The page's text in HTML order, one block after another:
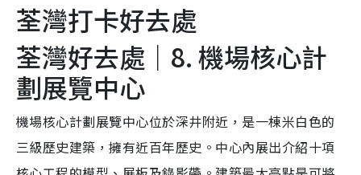
荃灣打卡好去處
荃灣好去處｜8. 機場核心計
劃展覽中心
機場核心計劃展覽中心位於深井附近，是一棟米白色的
三級歷史建築，擁有近百年歷史。中心內展出介紹十項